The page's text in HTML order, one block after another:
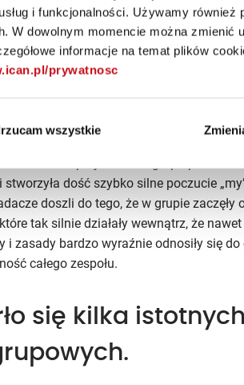
i funkcjonalności. Używamy
W dowolnym momencie można
informacje na temat plików
prywatnosc
wszystkie
w zakresie warunków. Badacze,
odpowiedzialny za wydajność
często jako wzrost wydajności
w trakcie badania) był być może
lokalna subkultura grupy) może
leżała tajemnica?
tajemniczej zmiennej. Jak się okazało
eksperymentowi grupa
dość szybko silne poczucie
doszli do tego, że w grupie
tak silnie działały wewnątrz, że
i zasady bardzo wyraźnie odnosiły się
całego zespołu.
się kilka